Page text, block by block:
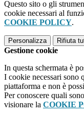
Questo sito o gli
cookie necessari al
COOKIE POLICY.
Personalizza Rifiuta
Gestione cookie
In questa schermata è
I cookie necessari sono
piattaforma e non è
Per conoscere quali
visionare la COOKIE